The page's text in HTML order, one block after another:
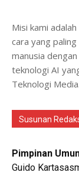
Misi kami
cara yang
manusia
teknologi AI
Teknologi Media.
Susunan
Pimpinan
Guido